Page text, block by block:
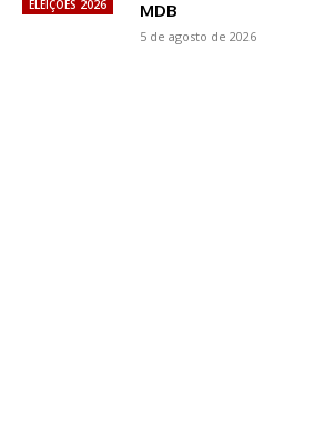
ELEIÇÕES 2026
MDB
5 de agosto de 2026